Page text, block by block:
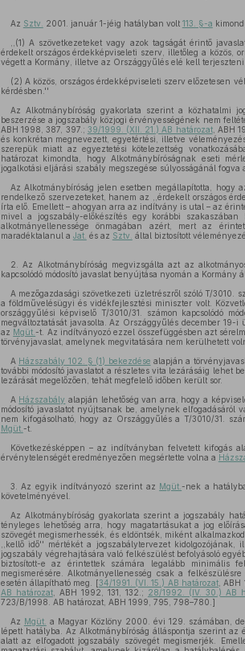
Az Sztv. 2001. január 1-jéig hatályban volt 113. §-a
,,(1) A szövetkezeteket vagy azok tagságát érintő
érdekelt országos érdekképviseleti szerv, illetőleg a közös,
végett a Kormány, illetve az Országgyűlés elé kell terjeszteni.
(2) A közös, országos érdekképviseleti szerv előzetesen
kérdésben.''
Az Alkotmánybíróság gyakorlata szerint a közhatalmi
beszerzése a jogszabály közjogi érvényességének nem
ABH 1998, 387, 397.; 39/1999. (XII. 21.) AB határozat, ABH
és konkrétan megnevezett, egyetértési, illetve
szerepük miatt az egyeztetési kötelezettség
határozat kimondta, hogy Alkotmánybíróságnak eseti
jogalkotási eljárási szabály megszegése súlyosságánál
Az Alkotmánybíróság jelen esetben megállapította, hogy
rendelkező szervezeteket, hanem az ,,érdekelt országos
írta elő. Emellett – ahogyan arra az indítvány is utal – az
mivel a jogszabály-előkészítés egy korábbi
alkotmányellenessége önmagában azért, mert az
maradéktalanul a Jat. és az Sztv. által biztosított
2. Az Alkotmánybíróság megvizsgálta azt az
kapcsolódó módosító javaslat benyújtása nyomán a
A mezőgazdasági szövetkezeti üzletrészről szóló T/3010.
a földművelésügyi és vidékfejlesztési miniszter volt.
országgyűlési képviselő T/3010/31. számon kapcsolódó
megváltoztatását javasolta. Az Országgyűlés december 19-
az Mgüt.-t. Az indítványozó ezzel összefüggésben azt
törvényjavaslat, amelynek megvitatására nem kerülhetett
A Házszabály 102. § (1) bekezdése alapján a
további módosító javaslatot a részletes vita lezárásáig lehet
lezárását megelőzően, tehát megfelelő időben került sor.
A Házszabály alapján lehetőség van arra, hogy a
módosító javaslatot nyújtsanak be, amelynek elfogadásáról
nem kifogásolható, hogy az Országgyűlés a T/3010/31.
Mgüt. -t.
Következésképpen – az indítványban felvetett kifogás
érvénytelenségét eredményezően megsértette volna a
3. Az egyik indítványozó szerint az Mgüt.-nek a
követelményével.
Az Alkotmánybíróság gyakorlata szerint a jogszabály
tényleges lehetőség arra, hogy magatartásukat a jog
szövegét megismerhessék, és eldöntsék, miként
,,kellő idő'' mértékét a jogszabálytervezet
jogszabály végrehajtására való felkészülést befolyásoló
biztosított-e az érintettek számára legalább minimális
megismerésére. Alkotmányellenesség csak a
esetén állapítható meg. [34/1991. (VI. 15.) AB határozat ,
AB határozat, ABH 1992, 131, 132.; 28/1992. (IV. 30.) AB
723/B/1998. AB határozat, ABH 1999, 795, 798–780.]
Az Mgüt. a Magyar Közlöny 2000. évi 129. számában,
lépett hatályba. Az Alkotmánybíróság álláspontja szerint
alatt az elfogadott jogszabály szövegét megismerjék.